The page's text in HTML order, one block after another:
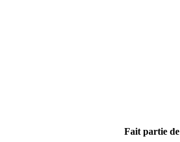
Fait partie de